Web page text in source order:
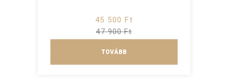
45 500 Ft
47 900 Ft
TOVÁBB